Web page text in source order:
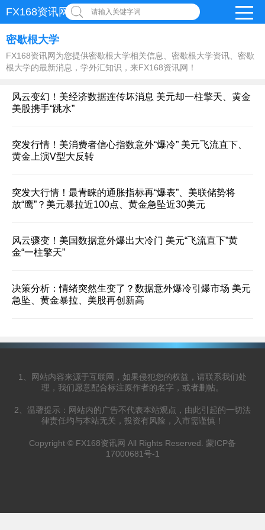
FX168资讯网 请输入关键字词
密歇根大学
FX168资讯网为您提供密歇根大学相关信息、密歇根大学资讯、密歇
根大学的最新消息，学外汇知识，来FX168资讯网！
风云变幻！美经济数据连传坏消息 美元却一柱擎天、黄金
美股携手“跳水”
突发行情！美消费者信心指数意外“爆冷” 美元飞流直下、
黄金上演V型大反转
突发大行情！最青睐的通胀指标再“爆表”、美联储势将
放“鹰”？美元暴拉近100点、黄金急坠近30美元
风云骤变！美国数据意外爆出大冷门 美元“飞流直下”黄
金“一柱擎天”
决策分析：情绪突然生变了？数据意外爆冷引爆市场 美元
急坠、黄金暴拉、美股再创新高
1、网站内容来源于互联网，如果侵犯您的权益，请联系我们处
理，我们愿意配合标注原作者的名字，或者删帖。
2、温馨提示：网站内的广告不代表本站观点，由此引起的一切法
律责任均与本站无关，投资有风险，入市需谨慎！
Copyright © FX168资讯网 All Rights Reserved. 蒙ICP备
17000681号-1